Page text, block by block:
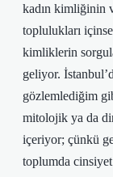
kadın kimliğinin
toplulukları
kimliklerin
geliyor.
gözlemlediğim
mitolojik ya da
içeriyor; çünkü
toplumda